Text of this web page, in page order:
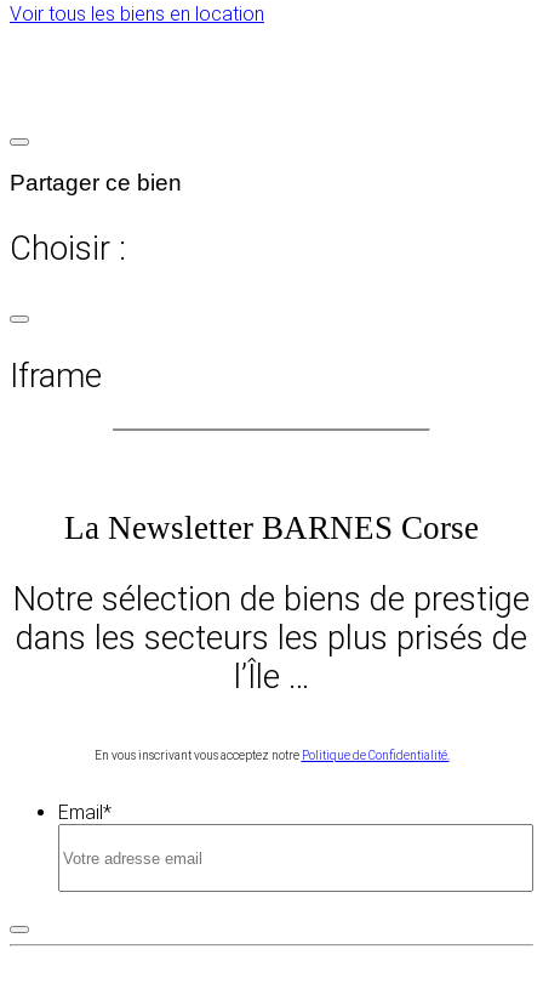
Voir tous les biens en location
Partager ce bien
Choisir :
Iframe
La Newsletter BARNES Corse
Notre sélection de biens de prestige
dans les secteurs les plus prisés de
l’Île …
En vous inscrivant vous acceptez notre Politique de Confidentialité.
Email*